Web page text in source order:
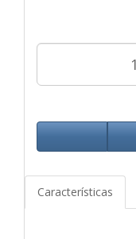
Características